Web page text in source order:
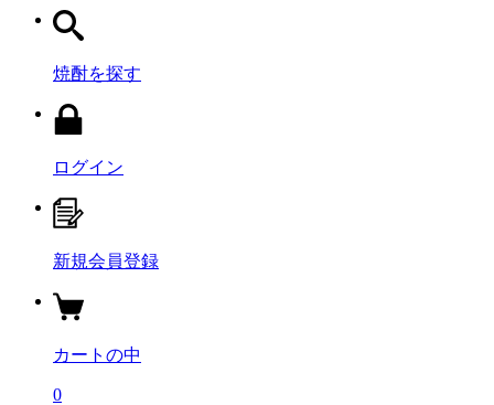
焼酎を探す
ログイン
新規会員登録
カートの中
0